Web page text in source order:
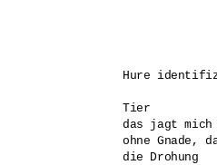
Hure
Tier
das jagt
ohne Gnade,
die Drohung